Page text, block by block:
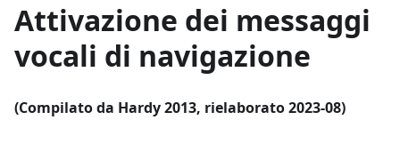
Attivazione dei messaggi
vocali di navigazione
(Compilato da Hardy 2013, rielaborato 2023-08)